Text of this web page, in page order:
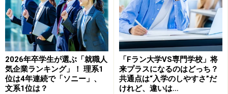
※記事内容は執筆時点のものです。最新の内容をご確認くださ
い。
次のページへ
2026年卒学生が選ぶ「就職人
気企業ランキング」！ 理系1
位は4年連続で「ソニー」、
文系1位は？
「Fラン大学VS専門学校」将
来プラスになるのはどっち？
共通点は“入学のしやすさ”だ
けれど、違いは…